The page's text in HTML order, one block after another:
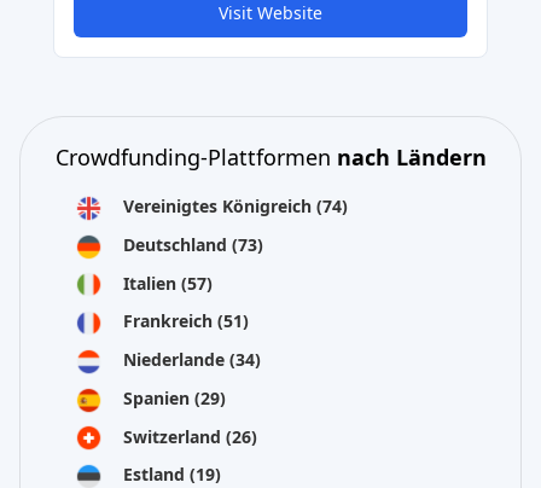
Visit Website
Crowdfunding-Plattformen nach Ländern
Vereinigtes Königreich (74)
Deutschland (73)
Italien (57)
Frankreich (51)
Niederlande (34)
Spanien (29)
Switzerland (26)
Estland (19)